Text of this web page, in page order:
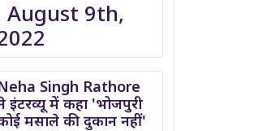
August 9th,
Singh Rathore
इंटरव्यू में कहा 'भोजपुरी
मसाले की दुकान नहीं'